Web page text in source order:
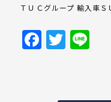
ＴＵＣグループ 輸入車